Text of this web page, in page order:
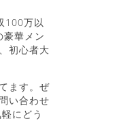
100万以
華メン
初心者大
ます。ぜ
い合わせ
にどう